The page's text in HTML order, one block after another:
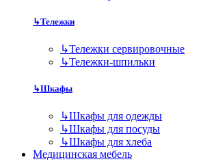
↳Тележки
↳Тележки сервировочные
↳Тележки-шпильки
↳Шкафы
↳Шкафы для одежды
↳Шкафы для посуды
↳Шкафы для хлеба
Медицинская мебель